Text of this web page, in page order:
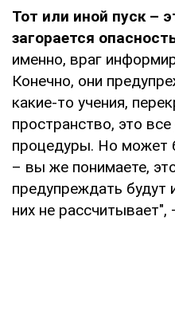
Тот или иной пуск –
загорается
именно, враг
Конечно, они
какие-то учения,
пространство, это
процедуры. Но может
– вы же понимаете,
предупреждать будут
них не рассчитывает",